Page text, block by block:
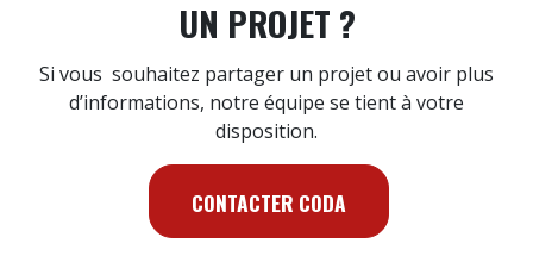
UN PROJET ?
Si vous souhaitez partager un projet ou avoir plus
d’informations, notre équipe se tient à votre
disposition.
CONTACTER CODA